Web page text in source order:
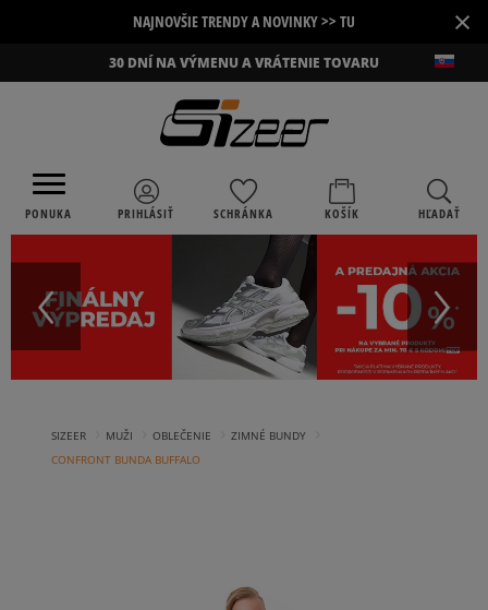
NAJNOVŠIE TRENDY A NOVINKY >> TU ×
30 DNÍ NA VÝMENU A VRÁTENIE TOVARU
PONUKA PRIHLÁSIŤ SCHRÁNKA KOŠÍK HĽADAŤ
SIZEER MUŽI OBLEČENIE ZIMNÉ BUNDY
CONFRONT BUNDA BUFFALO